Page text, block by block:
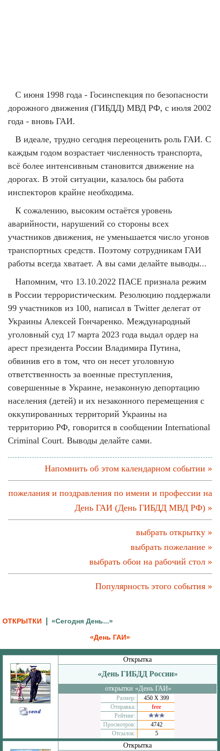
С июня 1998 года - Госинспекция по безопасности
дорожного движения (ГИБДД) МВД РФ, с июля 2002
года - вновь ГАИ.
В идеале, трудно сегодня переоценить роль ГАИ. С
каждым годом возрастает численность транспорта,
всё более интенсивным становится движение на
дорогах. В этой ситуации, казалось бы работа
инспекторов крайне необходима.
К сожалению, высоким остаётся уровень
аварийности, нарушений со стороны всех
участников движения, не уменьшается число угонов
транспортных средств. Поэтому сотрудникам ГАИ
работы всегда хватает. А вы сами делайте выводы...
Напомним, что 13.10.2022 ПАСЕ признала режим
в России террористическим. Резолюцию поддержали
99 участников из 100, написал в Twitter делегат от
Украины Алексей Гончаренко. Международный
уголовный суд 17 марта 2023 года выдал ордер на
арест президента России Владимира Путина,
обвинив его в том, что он несет уголовную
ответственность за военные преступления,
совершенные в Украине, незаконную депортацию
населения (детей) и их незаконного перемещения с
оккупированных территорий Украины на
территорию РФ, говорится в сообщении International
Criminal Court. Выводы делайте сами.
Напомнить об этом календарном событии »
пожелания и поздравления по имени и профессии на
День ГАИ (День ГИБДД МВД РФ) »
выбрать открытку »
выбрать пожелание »
выбрать обои на рабочий стол »
Популярность этого события »
ОТКРЫТКИ «Сегодня День...»
«День ГАИ»
Открытка
«День ГИБДД России»
открытки «День ГАИ»
Размер:
450 Х 399
Отправка:
free
Рейтинг:
Просмотров:
4742
Отсылок:
5
Открытка